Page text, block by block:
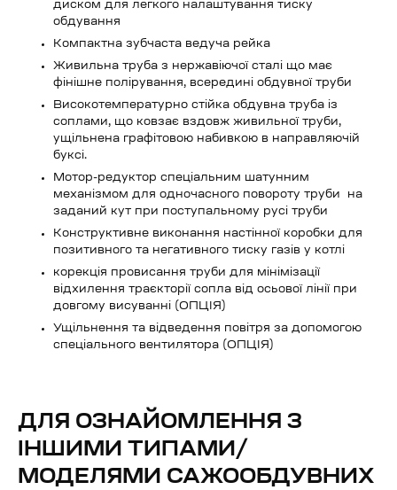
диском для легкого налаштування тиску
обдування
Компактна зубчаста ведуча рейка
Живильна труба з нержавіючої сталі що має
фінішне полірування, всередині обдувної труби
Високотемпературно стійка обдувна труба із
соплами, що ковзає вздовж живильної труби,
ущільнена графітовою набивкою в направляючій
буксі.
Мотор-редуктор спеціальним шатунним
механізмом для одночасного повороту труби на
заданий кут при поступальному русі труби
Конструктивне виконання настінної коробки для
позитивного та негативного тиску газів у котлі
корекція провисання труби для мінімізації
відхилення траєкторії сопла від осьової лінії при
довгому висуванні (ОПЦІЯ)
Ущільнення та відведення повітря за допомогою
спеціального вентилятора (ОПЦІЯ)
ДЛЯ ОЗНАЙОМЛЕННЯ З
ІНШИМИ ТИПАМИ/
МОДЕЛЯМИ САЖООБДУВНИХ